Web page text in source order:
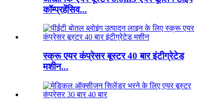
कॉम्प्रहेंसिव...
स्क्रू एयर कंप्रेसर बूस्टर 40 बार इंटीग्रेटेड
मशीन...